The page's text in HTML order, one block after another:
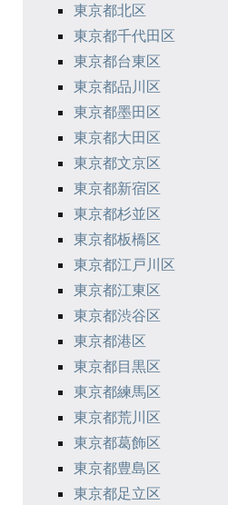
東京都北区
東京都千代田区
東京都台東区
東京都品川区
東京都墨田区
東京都大田区
東京都文京区
東京都新宿区
東京都杉並区
東京都板橋区
東京都江戸川区
東京都江東区
東京都渋谷区
東京都港区
東京都目黒区
東京都練馬区
東京都荒川区
東京都葛飾区
東京都豊島区
東京都足立区